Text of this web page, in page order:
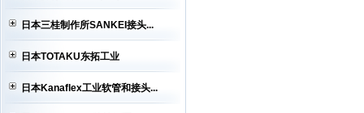
日本三桂制作所SANKEI接头...
日本TOTAKU东拓工业
日本Kanaflex工业软管和接头...